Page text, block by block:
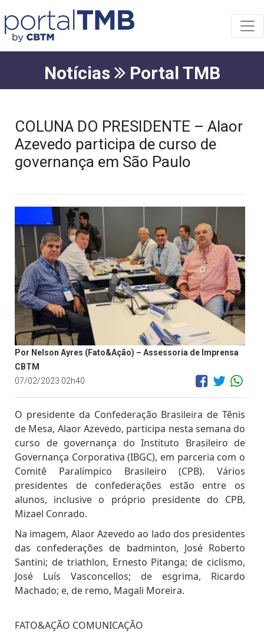
Notícias Portal TMB
COLUNA DO PRESIDENTE – Alaor
Azevedo participa de curso de
governança em São Paulo
Por Nelson Ayres (Fato&Ação) – Assessoria de Imprensa
CBTM
07/02/2023 02h40
O presidente da Confederação Brasileira de Tênis
de Mesa, Alaor Azevedo, participa nesta semana do
curso de governança do Instituto Brasileiro de
Governança Corporativa (IBGC), em parceria com o
Comitê Paralímpico Brasileiro (CPB). Vários
presidentes de confederações estão entre os
alunos, inclusive o próprio presidente do CPB,
Mizael Conrado.
Na imagem, Alaor Azevedo ao lado dos presidentes
das confederações de badminton, José Roberto
Santini; de triathlon, Ernesto Pitanga; de ciclismo,
José Luís Vasconcellos; de esgrima, Ricardo
Machado; e, de remo, Magali Moreira.
FATO&AÇÃO COMUNICAÇÃO